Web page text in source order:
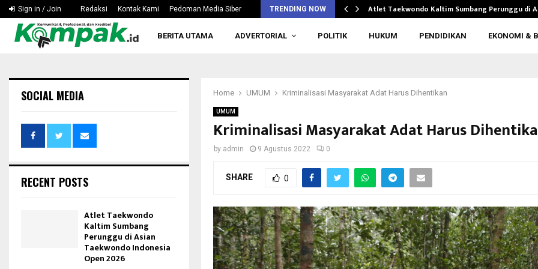
Sign in / Join Redaksi Kontak Kami Pedoman Media Siber TRENDING NOW
Hapkido Kaltim Pertanyakan Wacana Tak Dipertandingkan di… Atlet Taekwondo Kaltim Sumbang Perunggu di
BERITA UTAMA ADVERTORIAL POLITIK HUKUM PENDIDIKAN EKONOMI &
Home UMUM Kriminalisasi Masyarakat Adat Harus Dihentikan
UMUM
Kriminalisasi Masyarakat Adat Harus
by admin 9 Agustus 2022 0
SHARE 0
SOCIAL MEDIA
RECENT POSTS
Atlet Taekwondo
Kaltim Sumbang
Perunggu di Asian
Taekwondo Indonesia
Open 2026